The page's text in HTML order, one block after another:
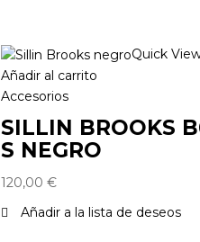
Quick
Añadir al carrito
Accesorios
SILLIN BROOKS
S NEGRO
120,00 €
Añadir a la lista de deseos